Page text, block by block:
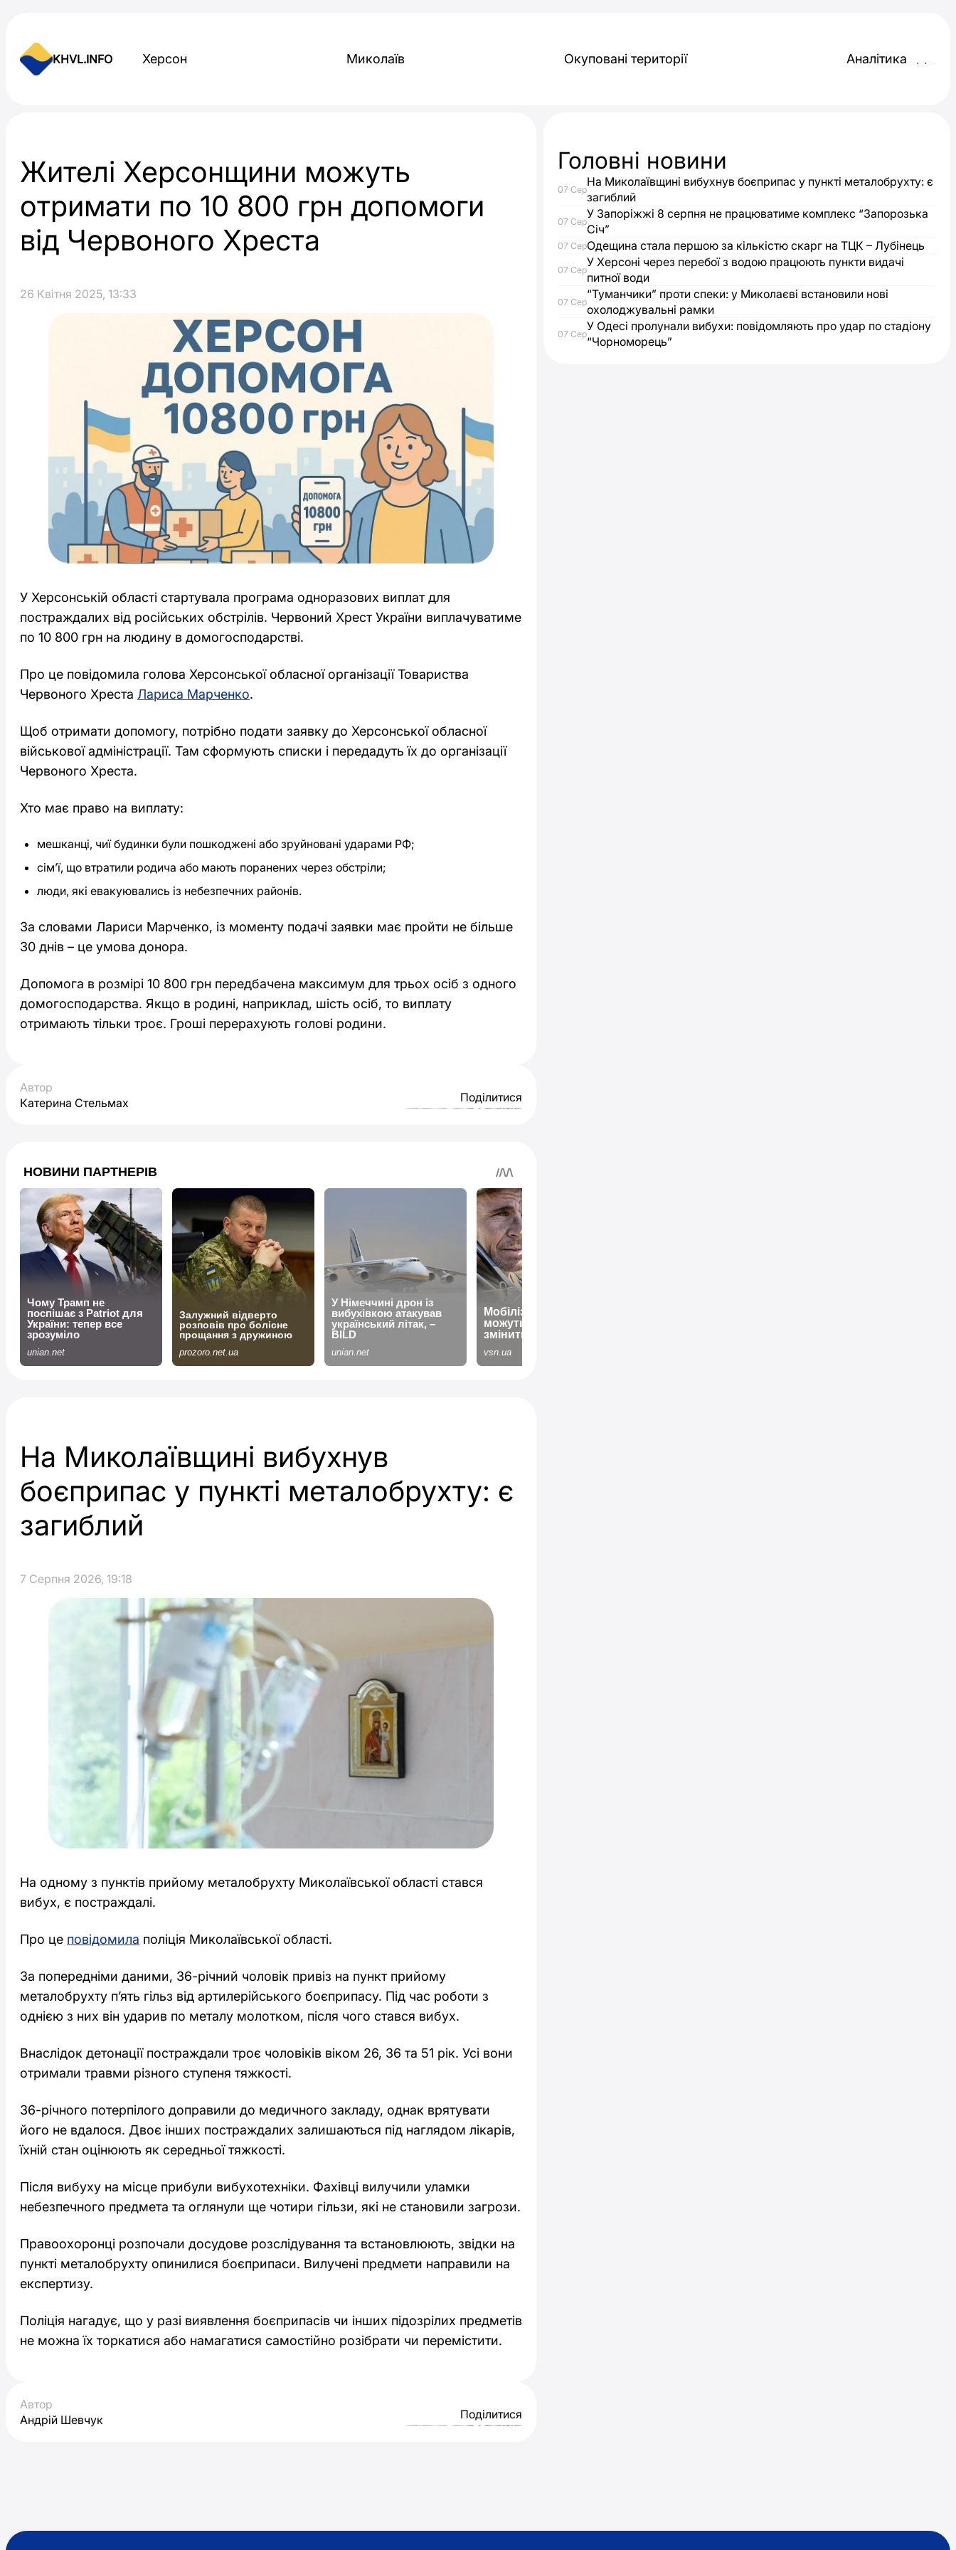
KHVL.INFO Херсон Миколаїв Окуповані території Аналітика
Жителі Херсонщини можуть
отримати по 10 800 грн допомоги
від Червоного Хреста
26 Квітня 2025, 13:33
У Херсонській області стартувала програма одноразових виплат для
постраждалих від російських обстрілів. Червоний Хрест України виплачуватиме
по 10 800 грн на людину в домогосподарстві.
Про це повідомила голова Херсонської обласної організації Товариства
Червоного Хреста Лариса Марченко.
Щоб отримати допомогу, потрібно подати заявку до Херсонської обласної
військової адміністрації. Там сформують списки і передадуть їх до організації
Червоного Хреста.
Хто має право на виплату:
мешканці, чиї будинки були пошкоджені або зруйновані ударами РФ;
сім’ї, що втратили родича або мають поранених через обстріли;
люди, які евакуювались із небезпечних районів.
За словами Лариси Марченко, із моменту подачі заявки має пройти не більше
30 днів – це умова донора.
Допомога в розмірі 10 800 грн передбачена максимум для трьох осіб з одного
домогосподарства. Якщо в родині, наприклад, шість осіб, то виплату
отримають тільки троє. Гроші перерахують голові родини.
Автор
Катерина Стельмах
Поділитися
На Миколаївщині вибухнув
боєприпас у пункті металобрухту: є
загиблий
7 Серпня 2026, 19:18
На одному з пунктів прийому металобрухту Миколаївської області стався
вибух, є постраждалі.
Про це повідомила поліція Миколаївської області.
За попередніми даними, 36-річний чоловік привіз на пункт прийому
металобрухту п’ять гільз від артилерійського боєприпасу. Під час роботи з
однією з них він ударив по металу молотком, після чого стався вибух.
Внаслідок детонації постраждали троє чоловіків віком 26, 36 та 51 рік. Усі вони
отримали травми різного ступеня тяжкості.
36-річного потерпілого доправили до медичного закладу, однак врятувати
його не вдалося. Двоє інших постраждалих залишаються під наглядом лікарів,
їхній стан оцінюють як середньої тяжкості.
Після вибуху на місце прибули вибухотехніки. Фахівці вилучили уламки
небезпечного предмета та оглянули ще чотири гільзи, які не становили загрози.
Правоохоронці розпочали досудове розслідування та встановлюють, звідки на
пункті металобрухту опинилися боєприпаси. Вилучені предмети направили на
експертизу.
Поліція нагадує, що у разі виявлення боєприпасів чи інших підозрілих предметів
не можна їх торкатися або намагатися самостійно розібрати чи перемістити.
Автор
Андрій Шевчук
Поділитися
Головні новини
07 Сер
На Миколаївщині вибухнув боєприпас у пункті металобрухту: є
загиблий
07 Сер
У Запоріжжі 8 серпня не працюватиме комплекс “Запорозька
Січ”
07 СерОдещина стала першою за кількістю скарг на ТЦК – Лубінець
07 Сер
У Херсоні через перебої з водою працюють пункти видачі
питної води
07 Сер
“Туманчики” проти спеки: у Миколаєві встановили нові
охолоджувальні рамки
07 Сер
У Одесі пролунали вибухи: повідомляють про удар по стадіону
“Чорноморець”